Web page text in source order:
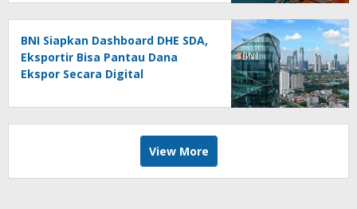
BNI Siapkan Dashboard DHE SDA,
Eksportir Bisa Pantau Dana
Ekspor Secara Digital
View More